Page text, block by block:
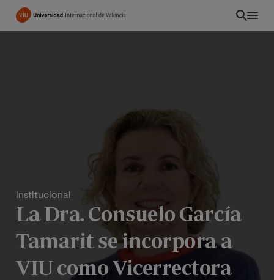
Pasar
CO
Institucional
La Dra. Consuelo García
Tamarit se incorpora a
VIU como Vicerrectora